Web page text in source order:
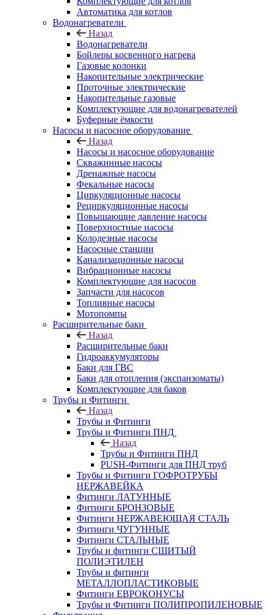
Автоматика для котлов
Водонагреватели
Назад
Водонагреватели
Бойлеры косвенного нагрева
Газовые колонки
Накопительные электрические
Проточные электрические
Накопительные газовые
Комплектующие для водонагревателей
Буферные ёмкости
Насосы и насосное оборудование
Назад
Насосы и насосное оборудование
Скважинные насосы
Дренажные насосы
Фекальные насосы
Циркуляционные насосы
Рециркуляционные насосы
Повышающие давление насосы
Поверхностные насосы
Колодезные насосы
Насосные станции
Канализационные насосы
Вибрационные насосы
Комплектующие для насосов
Запчасти для насосов
Топливные насосы
Мотопомпы
Расширительные баки
Назад
Расширительные баки
Гидроаккумуляторы
Баки для ГВС
Баки для отопления (экспанзоматы)
Комплектующие для баков
Трубы и Фитинги
Назад
Трубы и Фитинги
Трубы и Фитинги ПНД
Назад
Трубы и Фитинги ПНД
PUSH-Фитинги для ПНД труб
Трубы и Фитинги ГОФРОТРУБЫ
НЕРЖАВЕЙКА
Фитинги ЛАТУННЫЕ
Фитинги БРОНЗОВЫЕ
Фитинги НЕРЖАВЕЮЩАЯ СТАЛЬ
Фитинги ЧУГУННЫЕ
Фитинги СТАЛЬНЫЕ
Трубы и фитинги СШИТЫЙ
ПОЛИЭТИЛЕН
Трубы и фитинги
МЕТАЛЛОПЛАСТИКОВЫЕ
Фитинги ЕВРОКОНУСЫ
Трубы и Фитинги ПОЛИПРОПИЛЕНОВЫЕ